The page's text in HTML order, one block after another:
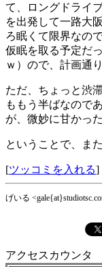
て、ロングドライ
を出発して一路大
ろ眠くて限界なの
仮眠を取る予定だ
ｗ）ので、計画通
ただ、ちょっと渋
ももう半ばなので
が、微妙に甘かっ
ということで、ま
[ツッコミを入れる]
げいる
アクセスカウンタ